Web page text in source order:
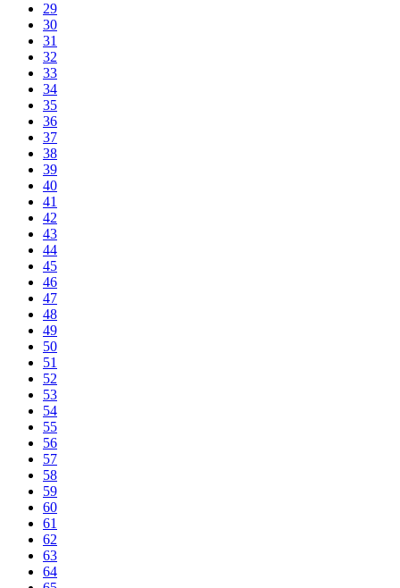
29
30
31
32
33
34
35
36
37
38
39
40
41
42
43
44
45
46
47
48
49
50
51
52
53
54
55
56
57
58
59
60
61
62
63
64